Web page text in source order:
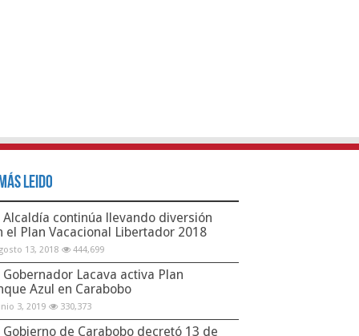
Leido
Alcaldía continúa llevando diversión
el Plan Vacacional Libertador 2018
13, 2018 444,699
Gobernador Lacava activa Plan
Azul en Carabobo
3, 2019 330,373
Gobierno de Carabobo decretó 13 de